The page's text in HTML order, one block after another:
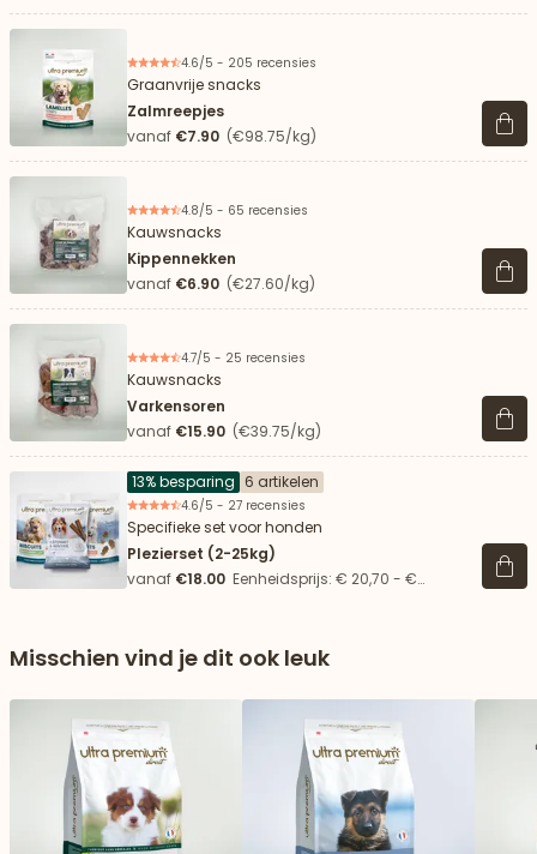
4.6/5 - 205 recensies
Graanvrije snacks
Zalmreepjes
vanaf €7.90 (€98.75/kg)
4.8/5 - 65 recensies
Kauwsnacks
Kippennekken
vanaf €6.90 (€27.60/kg)
4.7/5 - 25 recensies
Kauwsnacks
Varkensoren
vanaf €15.90 (€39.75/kg)
13% besparing 6 artikelen
4.6/5 - 27 recensies
Specifieke set voor honden
Plezierset (2-25kg)
vanaf €18.00 Eenheidsprijs: € 20,70 - €
Misschien vind je dit ook leuk